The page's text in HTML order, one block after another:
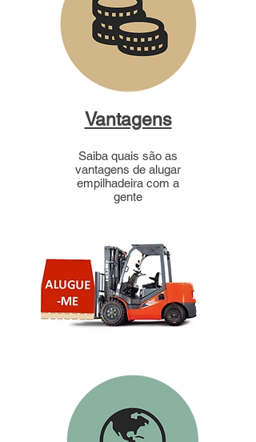
Vantagens
Saiba quais são as
vantagens de alugar
empilhadeira com a
gente